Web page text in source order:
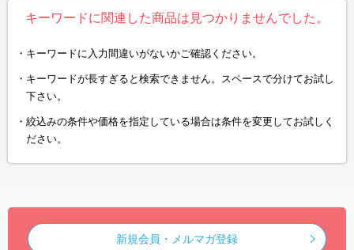
キーワードに関連した商品は見つかりませんでした。
キーワードに入力間違いがないかご確認ください。
キーワードが長すぎると検索できません。スペースで分けてお試し
下さい。
絞込みの条件や価格を指定している場合は条件を変更してお試しく
ださい。
新規会員・メルマガ登録